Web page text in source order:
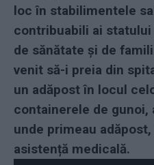
loc în stabilimentele
contribuabili ai statului
de sănătate și de
venit să-i preia din
un adăpost în locul
containerele de gunoi,
unde primeau
asistență medicală.